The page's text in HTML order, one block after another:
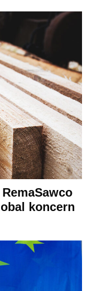
koncern